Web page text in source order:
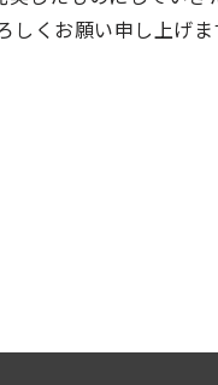
くお願い申し上げま